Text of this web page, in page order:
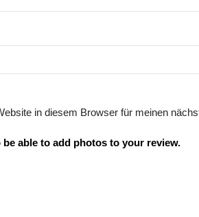
in diesem Browser für meinen
able to add photos to your review.